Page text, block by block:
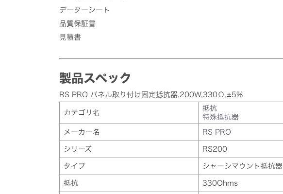
データーシート
品質保証書
見積書
製品スペック
RS PRO パネル取り付け固定抵抗器,200W,330Ω,±5%
カテゴリ名
抵抗
特殊抵抗器
メーカー名 RS PRO
シリーズ RS200
タイプ シャーシマウント抵抗器
抵抗 330Ohms